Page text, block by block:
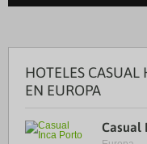
HOTELES CASUAL
EN EUROPA
Casual